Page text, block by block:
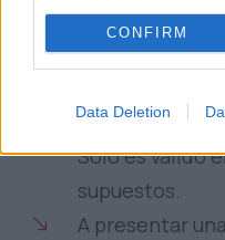
CONFIRM
Data Deletion
facilitados en
de uso común
nuevo
Sólo es válido
supuestos.
A presentar